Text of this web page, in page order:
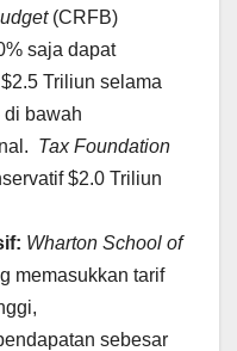
(CRFB)
saja dapat
Triliun selama
di bawah
Tax Foundation
$2.0 Triliun
Wharton School of
memasukkan tarif
sebesar